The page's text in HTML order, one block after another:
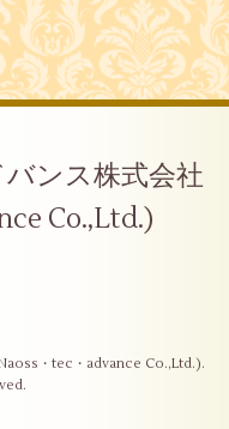
ンス株式会社
Co.,Ltd.)
・tec・advance Co.,Ltd.).